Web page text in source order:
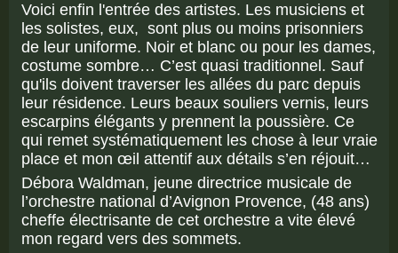
Voici enfin l'entrée des artistes. Les musiciens et
les solistes, eux, sont plus ou moins prisonniers
de leur uniforme. Noir et blanc ou pour les dames,
costume sombre… C’est quasi traditionnel. Sauf
qu'ils doivent traverser les allées du parc depuis
leur résidence. Leurs beaux souliers vernis, leurs
escarpins élégants y prennent la poussière. Ce
qui remet systématiquement les chose à leur vraie
place et mon œil attentif aux détails s’en réjouit…
Débora Waldman, jeune directrice musicale de
l’orchestre national d’Avignon Provence, (48 ans)
cheffe électrisante de cet orchestre a vite élevé
mon regard vers des sommets.